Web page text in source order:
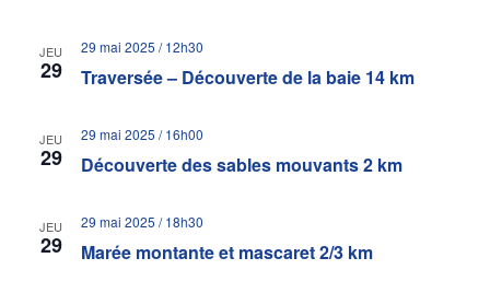
JEU
29 Traversée – Découverte de la baie 14 km
29 mai 2025 / 12h30
JEU
29 Découverte des sables mouvants 2 km
29 mai 2025 / 16h00
JEU
29 Marée montante et mascaret 2/3 km
29 mai 2025 / 18h30